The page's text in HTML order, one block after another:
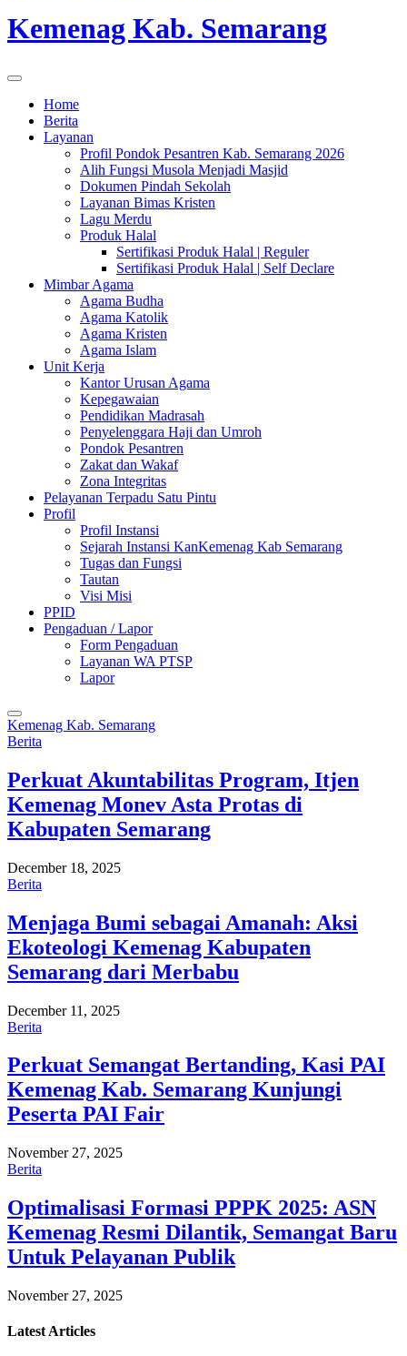
Kemenag Kab. Semarang
Home
Berita
Layanan
Profil Pondok Pesantren Kab. Semarang 2026
Alih Fungsi Musola Menjadi Masjid
Dokumen Pindah Sekolah
Layanan Bimas Kristen
Lagu Merdu
Produk Halal
Sertifikasi Produk Halal | Reguler
Sertifikasi Produk Halal | Self Declare
Mimbar Agama
Agama Budha
Agama Katolik
Agama Kristen
Agama Islam
Unit Kerja
Kantor Urusan Agama
Kepegawaian
Pendidikan Madrasah
Penyelenggara Haji dan Umroh
Pondok Pesantren
Zakat dan Wakaf
Zona Integritas
Pelayanan Terpadu Satu Pintu
Profil
Profil Instansi
Sejarah Instansi KanKemenag Kab Semarang
Tugas dan Fungsi
Tautan
Visi Misi
PPID
Pengaduan / Lapor
Form Pengaduan
Layanan WA PTSP
Lapor
Kemenag Kab. Semarang
Berita
Perkuat Akuntabilitas Program, Itjen
Kemenag Monev Asta Protas di
Kabupaten Semarang
December 18, 2025
Berita
Menjaga Bumi sebagai Amanah: Aksi
Ekoteologi Kemenag Kabupaten
Semarang dari Merbabu
December 11, 2025
Berita
Perkuat Semangat Bertanding, Kasi PAI
Kemenag Kab. Semarang Kunjungi
Peserta PAI Fair
November 27, 2025
Berita
Optimalisasi Formasi PPPK 2025: ASN
Kemenag Resmi Dilantik, Semangat Baru
Untuk Pelayanan Publik
November 27, 2025
Latest Articles